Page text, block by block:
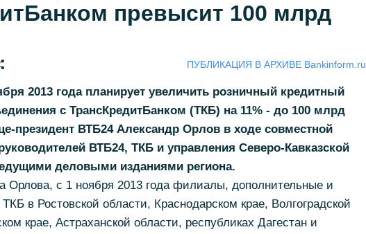
превысит 100 млрд
ПУБЛИКАЦИЯ В АРХИВЕ Bankinform.ru
2013 года планирует увеличить розничный кредитный
с ТрансКредитБанком (ТКБ) на 11% - до 100 млрд
президент ВТБ24 Александр Орлов в ходе совместной
ВТБ24, ТКБ и управления Северо-Кавказской
деловыми изданиями региона.
Орлова, с 1 ноября 2013 года филиалы, дополнительные и
в Ростовской области, Краснодарском крае, Волгоградской
крае, Астраханской области, республиках Дагестан и